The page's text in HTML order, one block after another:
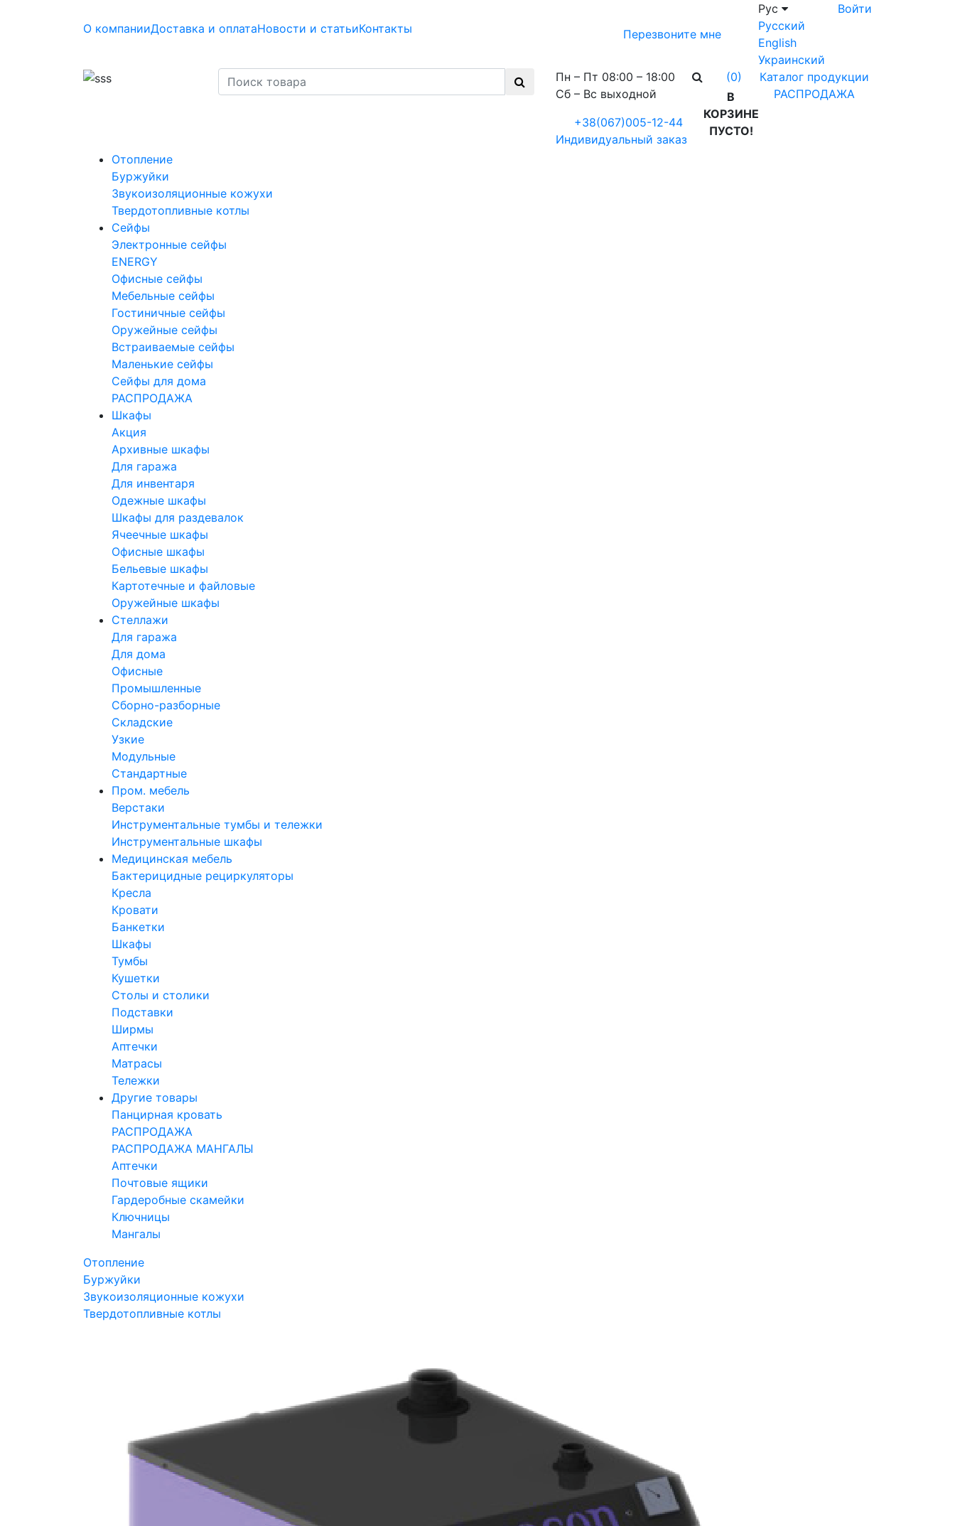
О компанииДоставка и оплатаНовости и статьиКонтакты Перезвоните мне
Рус
Русский
English
Украинский
Войти
Пн – Пт 08:00 – 18:00
Сб – Вс выходной
+38(067)005-12-44
Индивидуальный заказ
(0)
В
КОРЗИНЕ
ПУСТО!
Каталог продукции
РАСПРОДАЖА
Отопление
Буржуйки
Звукоизоляционные кожухи
Твердотопливные котлы
Сейфы
Электронные сейфы
ENERGY
Офисные сейфы
Мебельные сейфы
Гостиничные сейфы
Оружейные сейфы
Встраиваемые сейфы
Маленькие сейфы
Сейфы для дома
РАСПРОДАЖА
Шкафы
Акция
Архивные шкафы
Для гаража
Для инвентаря
Одежные шкафы
Шкафы для раздевалок
Ячеечные шкафы
Офисные шкафы
Бельевые шкафы
Картотечные и файловые
Оружейные шкафы
Стеллажи
Для гаража
Для дома
Офисные
Промышленные
Сборно-разборные
Складские
Узкие
Модульные
Стандартные
Пром. мебель
Верстаки
Инструментальные тумбы и тележки
Инструментальные шкафы
Медицинская мебель
Бактерицидные рециркуляторы
Кресла
Кровати
Банкетки
Шкафы
Тумбы
Кушетки
Столы и столики
Подставки
Ширмы
Аптечки
Матрасы
Тележки
Другие товары
Панцирная кровать
РАСПРОДАЖА
РАСПРОДАЖА МАНГАЛЫ
Аптечки
Почтовые ящики
Гардеробные скамейки
Ключницы
Мангалы
Отопление
Буржуйки
Звукоизоляционные кожухи
Твердотопливные котлы